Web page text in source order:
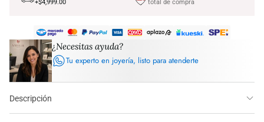
+$4,999.00
total de compra
¿Necesitas ayuda?
Tu experto en joyería, listo para atenderte
Descripción